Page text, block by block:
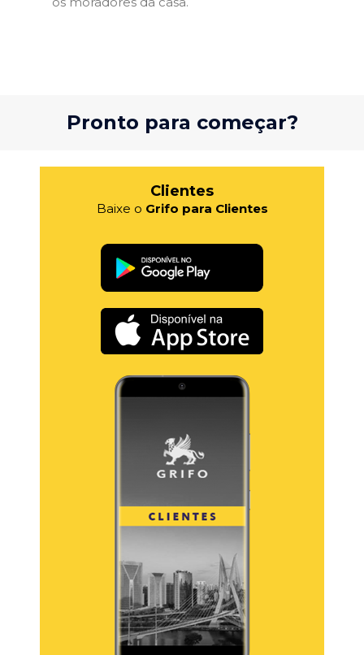
Pronto para começar?
Clientes
Baixe o Grifo para Clientes